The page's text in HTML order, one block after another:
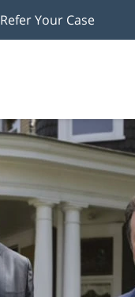
Refer Your Case